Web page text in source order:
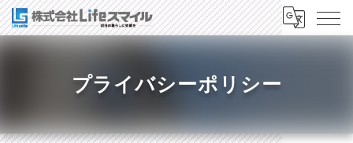
プライバシーポリシー